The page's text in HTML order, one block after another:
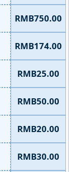
RMB750.00
RMB174.00
RMB25.00
RMB50.00
RMB20.00
RMB30.00